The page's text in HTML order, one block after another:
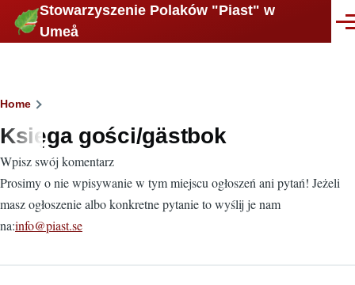
Skip to main content
Stowarzyszenie Polaków "Piast" w
Umeå
Breadcrumb
Home
Księga gości/gästbok
Wpisz swój komentarz
Prosimy o nie wpisywanie w tym miejscu ogłoszeń ani pytań! Jeżeli
masz ogłoszenie albo konkretne pytanie to wyślij je nam
na:info@piast.se